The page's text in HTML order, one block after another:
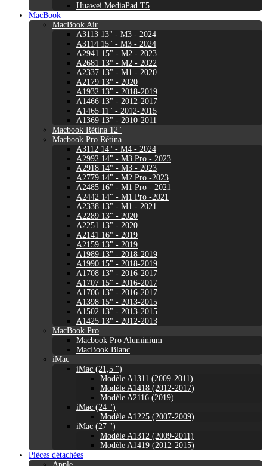
Huawei MediaPad T5
MacBook
MacBook Air
A3113 13" - M3 - 2024
A3114 15" - M3 - 2024
A2941 15" - M2 - 2023
A2681 13" - M2 - 2022
A2337 13" - M1 - 2020
A2179 13" - 2020
A1932 13" - 2018-2019
A1466 13" - 2012-2017
A1465 11" - 2012-2015
A1369 13" - 2010-2011
Macbook Rétina 12"
Macbook Pro Rétina
A3112 14" - M4 - 2024
A2992 14" - M3 Pro - 2023
A2918 14" - M3 - 2023
A2779 14" - M2 Pro -2023
A2485 16" - M1 Pro - 2021
A2442 14" - M1 Pro -2021
A2338 13" - M1 - 2021
A2289 13" - 2020
A2251 13" - 2020
A2141 16" - 2019
A2159 13" - 2019
A1989 13" - 2018-2019
A1990 15" - 2018-2019
A1708 13" - 2016-2017
A1707 15" - 2016-2017
A1706 13" - 2016-2017
A1398 15" - 2013-2015
A1502 13" - 2013-2015
A1425 13" - 2012-2013
MacBook Pro
Macbook Pro Aluminium
MacBook Blanc
iMac
iMac (21,5 ")
Modèle A1311 (2009-2011)
Modèle A1418 (2012-2017)
Modèle A2116 (2019)
iMac (24 ")
Modèle A1225 (2007-2009)
iMac (27 ")
Modèle A1312 (2009-2011)
Modèle A1419 (2012-2015)
Pièces détachées